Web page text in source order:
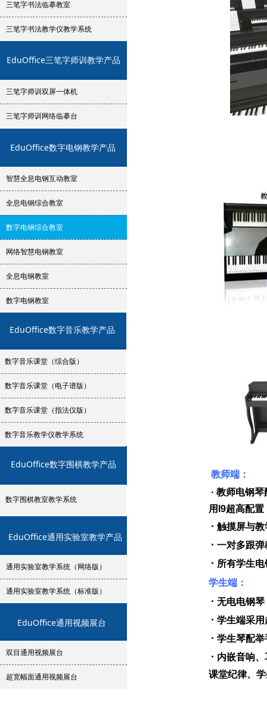
教师端：
· 教师电钢
用I9超高配
· 触摸屏与
· 一对多跟
· 所有学生
学生端：
· 无电电钢
· 学生端采
· 学生琴配
· 内嵌音响
课堂纪律、
EduOffice数字电钢教学产品
三笔字书法临摹教室
三笔字书法教学仪教学系统
EduOffice数字围棋教学产品
数字围棋教室教学系统
智慧全息电钢互动教室
全息电钢综合教室
数字电钢综合教室
网络智慧电钢教室
全息电钢教室
数字电钢教室
EduOffice通用实验室教学产品
通用实验室教学系统（网络版）
通用实验室教学系统（标准版）
EduOffice数字音乐教学产品
数字音乐课堂（综合版）
数字音乐课堂（电子谱版）
数字音乐课堂（指法仪版）
数字音乐教学仪教学系统
EduOffice通用视频展台
双目通用视频展台
超宽幅面通用视频展台
EduOffice三笔字师训教学产品
三笔字师训双屏一体机
三笔字师训网络临摹台